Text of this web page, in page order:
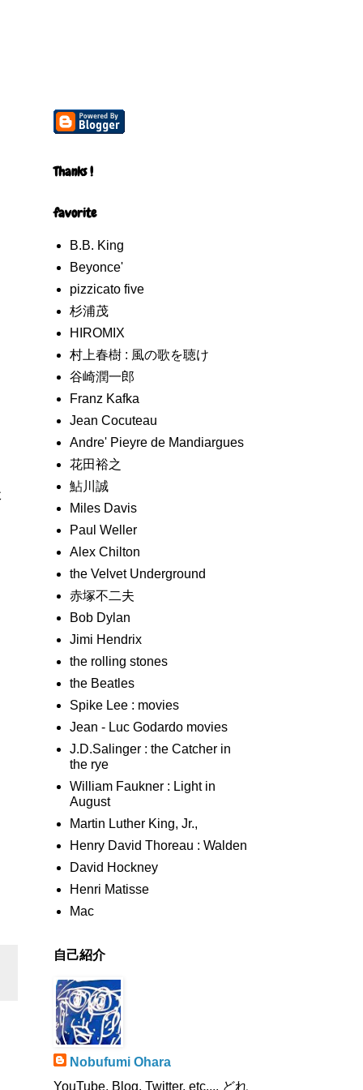
Thanks !
favorite
B.B. King
Beyonce'
pizzicato five
杉浦茂
HIROMIX
村上春樹 : 風の歌を聴け
谷崎潤一郎
Franz Kafka
Jean Cocuteau
Andre' Pieyre de Mandiargues
花田裕之
鮎川誠
Miles Davis
Paul Weller
Alex Chilton
the Velvet Underground
赤塚不二夫
Bob Dylan
Jimi Hendrix
the rolling stones
the Beatles
Spike Lee : movies
Jean - Luc Godardo movies
J.D.Salinger : the Catcher in
the rye
William Faukner : Light in
August
Martin Luther King, Jr.,
Henry David Thoreau : Walden
David Hockney
Henri Matisse
Mac
自己紹介
Nobufumi Ohara
YouTube, Blog, Twitter, etc.,,, どれ